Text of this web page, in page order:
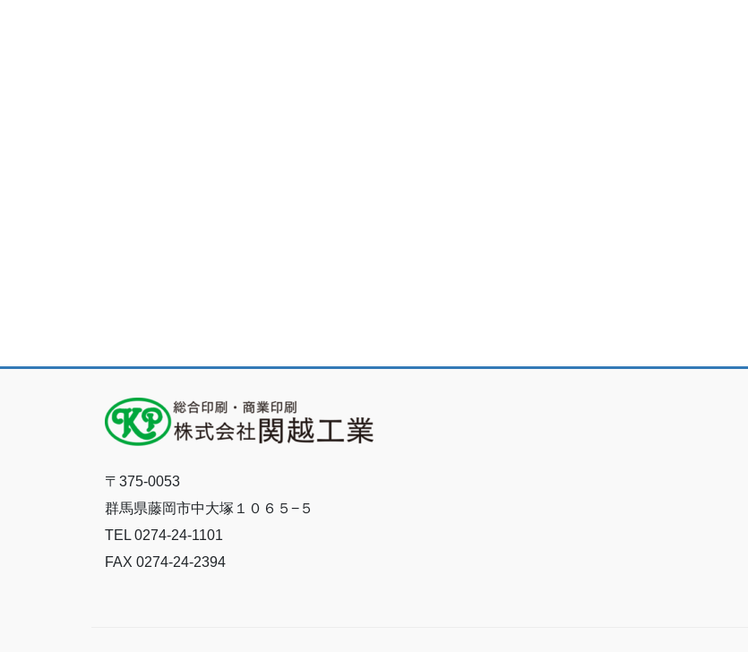
〒375-0053
群馬県藤岡市中大塚１０６５−５
TEL 0274-24-1101
FAX 0274-24-2394